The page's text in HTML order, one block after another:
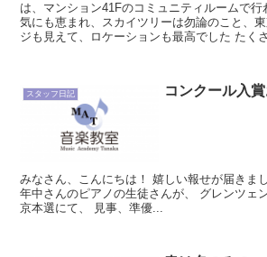
は、マンション41Fのコミュニティルームで
気にも恵まれ、スカイツリーは勿論のこと、
ジも見えて、ロケーションも最高でした たく
スタッフ日記 コンクール入
みなさん、こんにちは！ 嬉しい報せが届きま
年中さんのピアノの生徒さんが、 グレンツェ
京本選にて、 見事、準優...